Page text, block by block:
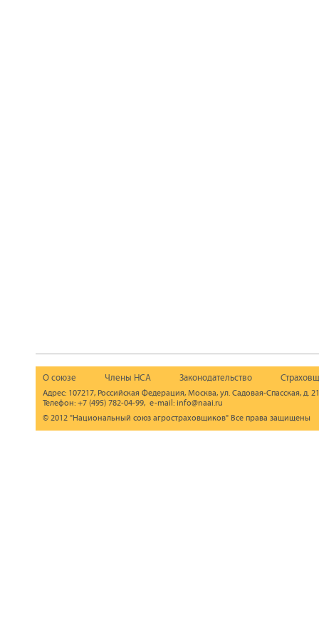
О союзе Члены НСА Законодательство
Адрес: 107217, Российская Федерация, Москва, ул. Садовая-Спасская, д.
Телефон: +7 (495) 782-04-99, e-mail: info@naai.ru
© 2012 "Национальный союз агростраховщиков" Все права защищены